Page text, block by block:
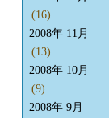
(16)
2008年 11月
(13)
2008年 10月
(9)
2008年 9月